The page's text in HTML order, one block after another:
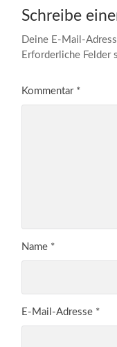
Schreibe
Deine E-Mail-
Erforderliche Felder
Kommentar *
Name *
E-Mail-Adresse *